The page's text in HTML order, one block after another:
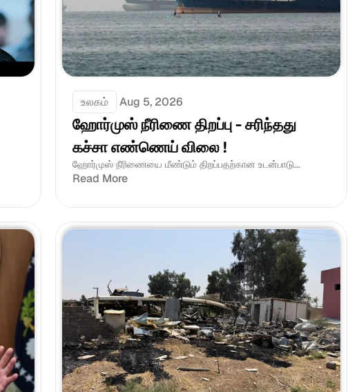
உலகம் Aug 5, 2026
ஹோர்முஸ் நீரிணை திறப்பு - சரிந்தது
கச்சா எண்ணெய் விலை !
ஹோர்முஸ் நீரிணையை மீண்டும் திறப்பதற்கான உடன்பாடு...
Read More